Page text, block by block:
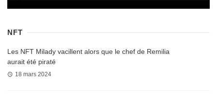
NFT
Les NFT Milady vacillent alors que le chef de Remilia
aurait été piraté
18 mars 2024